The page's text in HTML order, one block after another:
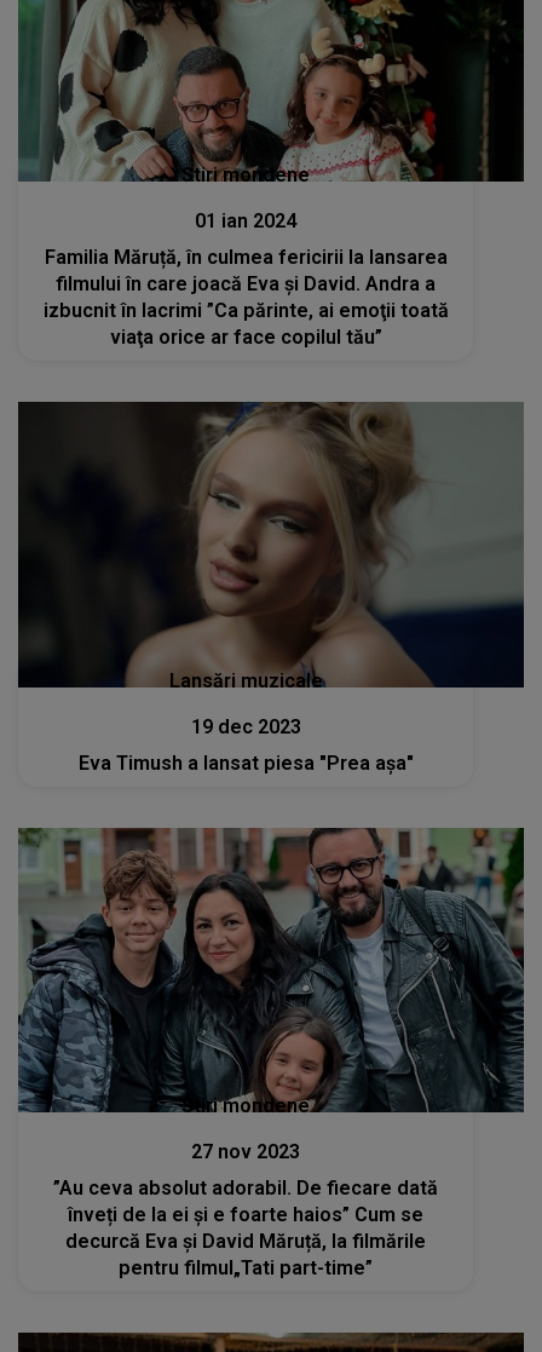
Stiri mondene
01 ian 2024
Familia Măruță, în culmea fericirii la lansarea
filmului în care joacă Eva și David. Andra a
izbucnit în lacrimi ”Ca părinte, ai emoţii toată
viaţa orice ar face copilul tău”
Lansări muzicale
19 dec 2023
Eva Timush a lansat piesa "Prea așa"
Stiri mondene
27 nov 2023
”Au ceva absolut adorabil. De fiecare dată
înveți de la ei și e foarte haios” Cum se
decurcă Eva și David Măruță, la filmările
pentru filmul„Tati part-time”